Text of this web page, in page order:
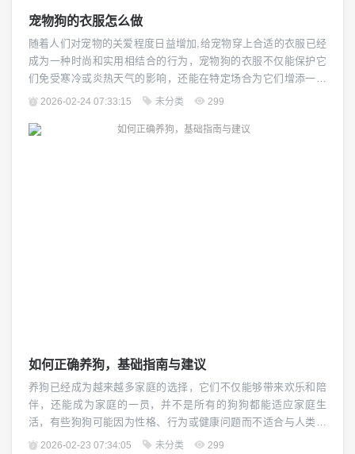
宠物狗的衣服怎么做
随着人们对宠物的关爱程度日益增加,给宠物穿上合适的衣服已经
成为一种时尚和实用相结合的行为，宠物狗的衣服不仅能保护它
们免受寒冷或炎热天气的影响，还能在特定场合为它们增添一抹
亮丽的色彩，如何为你的狗狗制作一件既舒适又时尚的衣服呢？
和活动范围的材料,对于活泼好动的狗狗，可以选择轻便、透气性
2026-02-24 07:33:15 未分类 299
如何正确养狗，基础指南与建议
养狗已经成为越来越多家庭的选择，它们不仅能够带来欢乐和陪
伴，还能成为家庭的一员，并不是所有的狗狗都能适应家庭生
活，有些狗狗可能因为性格、行为或健康问题而不适合与人类共
同生活，在决定养狗之前，了解如何正确地养狗是非常重要的，
2026-02-23 07:34:05 未分类 299